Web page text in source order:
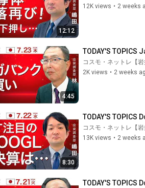
12:12
12K views • 2 weeks
4:45
TODAY'S
コスモ・ネットレ【
2K views • 2 weeks
8:30
TODAY'S
コスモ・ネットレ【
13K views • 2 weeks
TODAY'S